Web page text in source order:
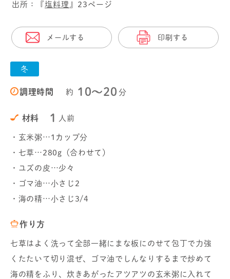
出所：『塩料理 』23ページ
メールする 印刷する
冬
調理時間 約 10〜20 分
材料 1 人前
・玄米粥…1カップ分
・七草…280g（合わせて）
・ユズの皮…少々
・ゴマ油…小さじ2
・海の精…小さじ3/4
作り方
七草はよく洗って全部一緒にまな板にのせて包丁で力強
くたたいて切り混ぜ、ゴマ油でしんなりするまで炒めて
海の精をふり、炊きあがったアツアツの玄米粥に入れて